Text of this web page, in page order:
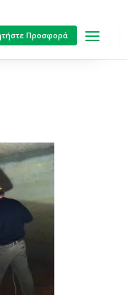
Προσφορά